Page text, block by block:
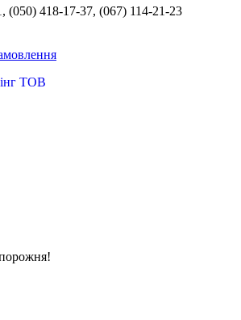
(050) 418-17-37, (067) 114-21-23